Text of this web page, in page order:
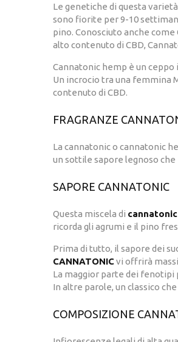
Le genetiche di questa
sono fiorite per 9-10
pino. Conosciuto anche
alto contenuto di CBD,
Cannatonic hemp è un
Un incrocio tra una femmina
contenuto di CBD.
FRAGRANZE
La cannatonic o cannatonic
un sottile sapore legnoso
SAPORE CANNATONIC
Questa miscela di
ricorda gli agrumi e il pino
Prima di tutto, il sapore dei
CANNATONICvi offrirà
La maggior parte dei fenotipi
In altre parole, un classico
COMPOSIZIONE